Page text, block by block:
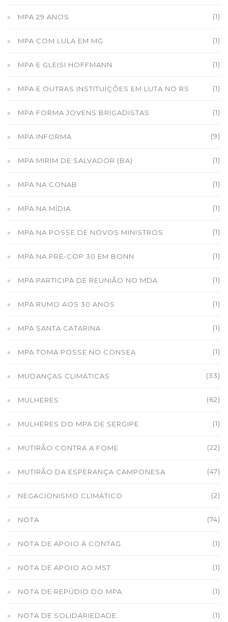
MPA 29 ANOS (1)
MPA COM LULA EM MG (1)
MPA E GLEISI HOFFMANN (1)
MPA E OUTRAS INSTITUIÇÕES EM LUTA NO RS (1)
MPA FORMA JOVENS BRIGADISTAS (1)
MPA INFORMA (9)
MPA MIRIM DE SALVADOR (BA) (1)
MPA NA CONAB (1)
MPA NA MÍDIA (1)
MPA NA POSSE DE NOVOS MINISTROS (1)
MPA NA PRÉ-COP 30 EM BONN (1)
MPA PARTICIPA DE REUNIÃO NO MDA (1)
MPA RUMO AOS 30 ANOS (1)
MPA SANTA CATARINA (1)
MPA TOMA POSSE NO CONSEA (1)
MUDANÇAS CLIMÁTICAS (33)
MULHERES (62)
MULHERES DO MPA DE SERGIPE (1)
MUTIRÃO CONTRA A FOME (22)
MUTIRÃO DA ESPERANÇA CAMPONESA (47)
NEGACIONISMO CLIMÁTICO (2)
NOTA (74)
NOTA DE APOIO À CONTAG (1)
NOTA DE APOIO AO MST (1)
NOTA DE REPÚDIO DO MPA (1)
NOTA DE SOLIDARIEDADE (1)